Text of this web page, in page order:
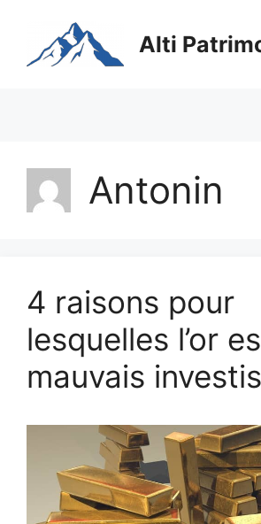
contenu
Alti
Antonin
4 raisons pour
lesquelles l’or
mauvais